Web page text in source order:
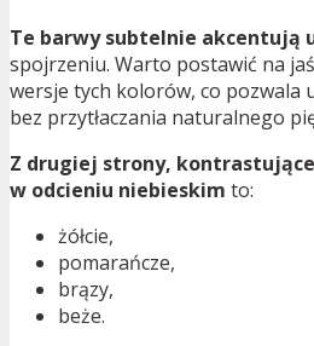
Te barwy subtelnie akcentują
spojrzeniu. Warto postawić na
wersje tych kolorów, co pozwala
bez przytłaczania naturalnego
Z drugiej strony, kontrastujące
w odcieniu niebieskim to:
żółcie,
pomarańcze,
brązy,
beże.